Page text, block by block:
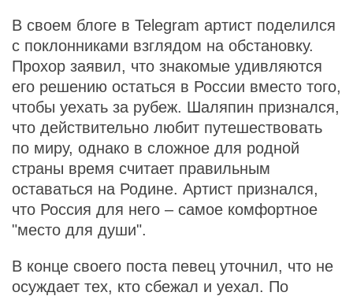
В своем блоге в Telegram артист поделился
с поклонниками взглядом на обстановку.
Прохор заявил, что знакомые удивляются
его решению остаться в России вместо того,
чтобы уехать за рубеж. Шаляпин признался,
что действительно любит путешествовать
по миру, однако в сложное для родной
страны время считает правильным
оставаться на Родине. Артист признался,
что Россия для него – самое комфортное
"место для души".
В конце своего поста певец уточнил, что не
осуждает тех, кто сбежал и уехал. По